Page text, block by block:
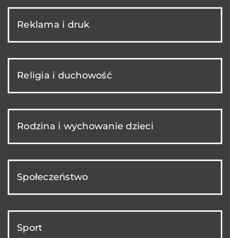
Reklama i druk
Religia i duchowość
Rodzina i wychowanie dzieci
Społeczeństwo
Sport